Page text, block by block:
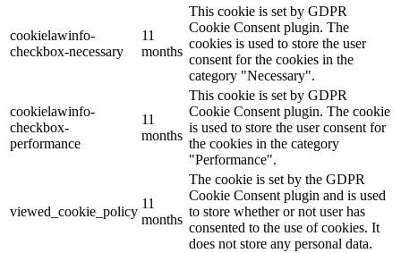
cookielawinfo-
checkbox-necessary
11
months
This cookie is set by GDPR
Cookie Consent plugin. The
cookies is used to store the user
consent for the cookies in the
category "Necessary".
cookielawinfo-
checkbox-
performance
11
months
This cookie is set by GDPR
Cookie Consent plugin. The cookie
is used to store the user consent for
the cookies in the category
"Performance".
viewed_cookie_policy
11
months
The cookie is set by the GDPR
Cookie Consent plugin and is used
to store whether or not user has
consented to the use of cookies. It
does not store any personal data.